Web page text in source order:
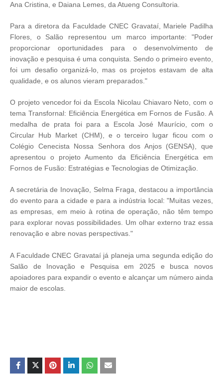
Ana Cristina, e Daiana Lemes, da Atueng Consultoria.
Para a diretora da Faculdade CNEC Gravataí, Mariele Padilha
Flores, o Salão representou um marco importante: "Poder
proporcionar oportunidades para o desenvolvimento de
inovação e pesquisa é uma conquista. Sendo o primeiro evento,
foi um desafio organizá-lo, mas os projetos estavam de alta
qualidade, e os alunos vieram preparados."
O projeto vencedor foi da Escola Nicolau Chiavaro Neto, com o
tema Transfornal: Eficiência Energética em Fornos de Fusão. A
medalha de prata foi para a Escola José Maurício, com o
Circular Hub Market (CHM), e o terceiro lugar ficou com o
Colégio Cenecista Nossa Senhora dos Anjos (GENSA), que
apresentou o projeto Aumento da Eficiência Energética em
Fornos de Fusão: Estratégias e Tecnologias de Otimização.
A secretária de Inovação, Selma Fraga, destacou a importância
do evento para a cidade e para a indústria local: "Muitas vezes,
as empresas, em meio à rotina de operação, não têm tempo
para explorar novas possibilidades. Um olhar externo traz essa
renovação e abre novas perspectivas."
A Faculdade CNEC Gravataí já planeja uma segunda edição do
Salão de Inovação e Pesquisa em 2025 e busca novos
apoiadores para expandir o evento e alcançar um número ainda
maior de escolas.